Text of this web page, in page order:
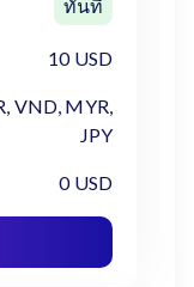
ทันที
10 USD
VND, MYR,
JPY
0 USD